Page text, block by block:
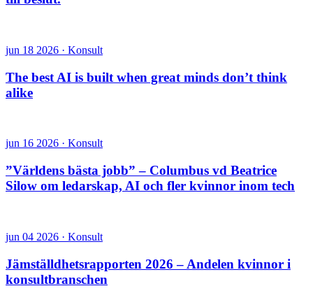
jun 18 2026 · Konsult
The best AI is built when great minds don’t think
alike
jun 16 2026 · Konsult
”Världens bästa jobb” – Columbus vd Beatrice
Silow om ledarskap, AI och fler kvinnor inom tech
jun 04 2026 · Konsult
Jämställdhetsrapporten 2026 – Andelen kvinnor i
konsultbranschen